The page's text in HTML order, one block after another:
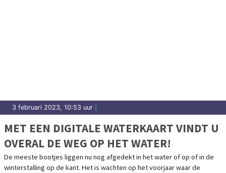
3 februari 2023, 10:53 uur
MET EEN DIGITALE WATERKAART VINDT U
OVERAL DE WEG OP HET WATER!
De meeste bootjes liggen nu nog afgedekt in het water of op of in de
winterstalling op de kant. Het is wachten op het voorjaar waar de